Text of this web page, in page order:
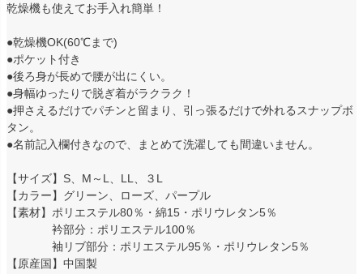
乾燥機も使えてお手入れ簡単！
●乾燥機OK(60℃まで)
●ポケット付き
●後ろ身が長めで腰が出にくい。
●身幅ゆったりで脱ぎ着がラクラク！
●押さえるだけでパチンと留まり、引っ張るだけで外れるスナップボ
タン。
●名前記入欄付きなので、まとめて洗濯しても間違いません。
【サイズ】S、M～L、LL、３L
【カラー】グリーン、ローズ、パープル
【素材】ポリエステル80％・綿15・ポリウレタン5％
衿部分：ポリエステル100％
袖リブ部分：ポリエステル95％・ポリウレタン5％
【原産国】中国製